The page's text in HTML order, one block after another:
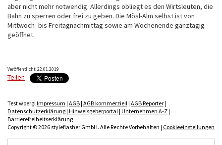
aber nicht mehr notwendig. Allerdings obliegt es den Wirtsleuten, die
Bahn zu sperren oder frei zu geben. Die Mösl-Alm selbst ist von
Mittwoch- bis Freitagnachmittag sowie am Wochenende ganztägig
geöffnet.
Veröffentlicht: 22.01.2019
Teilen
Test woerglImpressum | AGB| AGB kommerziell| AGB Reporter|
Datenschutzerklärung| Hinweisgeberportal| Unternehmen A-Z|
Barrierefreiheitserklärung
Copyright © 2026 styleflasher GmbH. Alle Rechte Vorbehalten | Cookieeinstellungen